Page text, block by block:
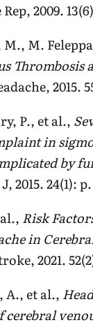
2009.
M.
Thrombosis
2015.
P., et al.,
in
by
2015. 24(1): p.
Risk
in
2021.
et al.,
cerebral